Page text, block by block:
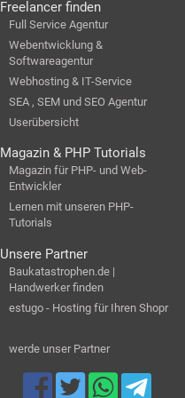
Freelancer finden
Full Service Agentur
Webentwicklung &
Softwareagentur
Webhosting & IT-Service
SEA , SEM und SEO Agentur
Userübersicht
Magazin & PHP Tutorials
Magazin für PHP- und Web-
Entwickler
Lernen mit unseren PHP-
Tutorials
Unsere Partner
Baukatastrophen.de |
Handwerker finden
estugo - Hosting für Ihren Shopr
werde unser Partner